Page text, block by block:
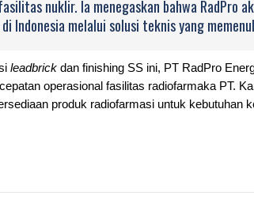
nuklir. Ia menegaskan bahwa RadPro
Indonesia melalui solusi teknis yang
leadbrick dan finishing SS ini, PT RadPro
operasional fasilitas radiofarmaka PT.
produk radiofarmasi untuk kebutuhan